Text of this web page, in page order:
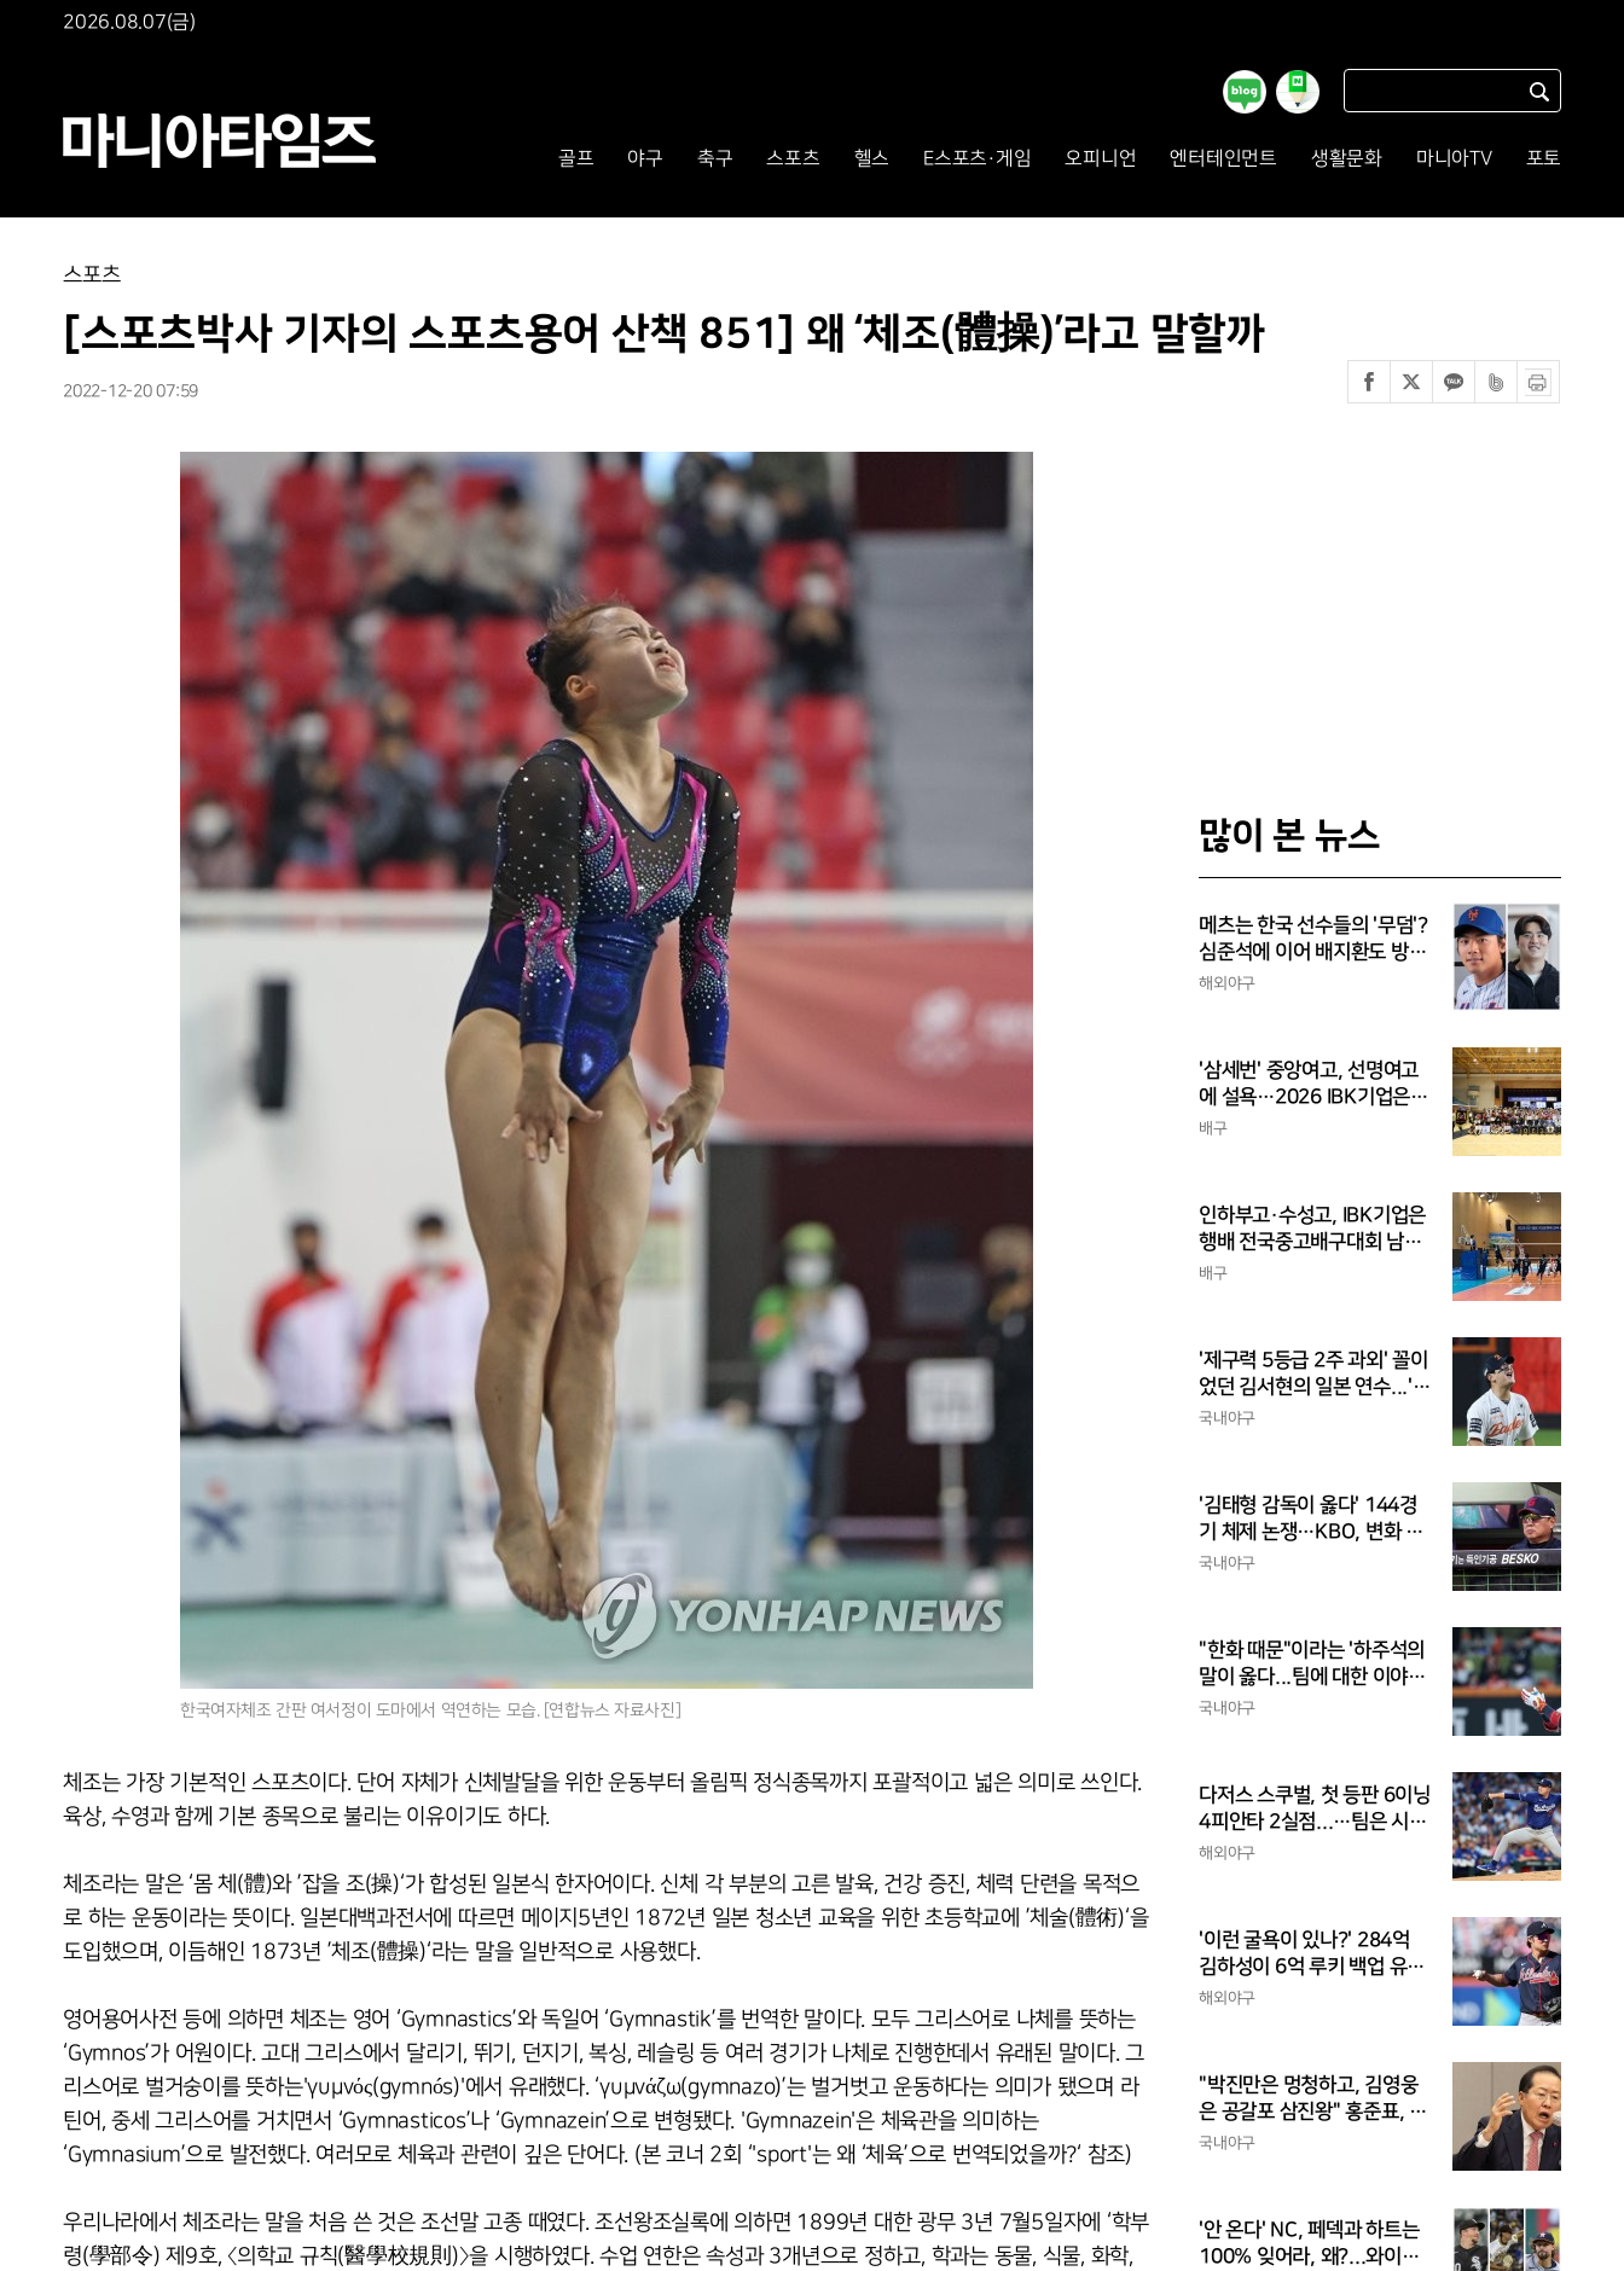
2026.08.07(금)
골프 야구 축구 스포츠 헬스 E스포츠·게임 오피니언 엔터테인먼트 생활문화 마니아TV 포토
스포츠
[스포츠박사 기자의 스포츠용어 산책 851] 왜 ‘체조(體操)’라고 말할까
2022-12-20 07:59
한국여자체조 간판 여서정이 도마에서 역연하는 모습. [연합뉴스 자료사진]
체조는 가장 기본적인 스포츠이다. 단어 자체가 신체발달을 위한 운동부터 올림픽 정식종목까지 포괄적이고 넓은 의미로 쓰인다.
육상, 수영과 함께 기본 종목으로 불리는 이유이기도 하다.
체조라는 말은 ‘몸 체(體)와 ’잡을 조(操)‘가 합성된 일본식 한자어이다. 신체 각 부분의 고른 발육, 건강 증진, 체력 단련을 목적으
로 하는 운동이라는 뜻이다. 일본대백과전서에 따르면 메이지5년인 1872년 일본 청소년 교육을 위한 초등학교에 ’체술(體術)‘을
도입했으며, 이듬해인 1873년 ’체조(體操)‘라는 말을 일반적으로 사용했다.
영어용어사전 등에 의하면 체조는 영어 ‘Gymnastics’와 독일어 ‘Gymnastik’를 번역한 말이다. 모두 그리스어로 나체를 뜻하는
‘Gymnos’가 어원이다. 고대 그리스에서 달리기, 뛰기, 던지기, 복싱, 레슬링 등 여러 경기가 나체로 진행한데서 유래된 말이다. 그
리스어로 벌거숭이를 뜻하는'γυμνός(gymnós)'에서 유래했다. ‘γυμνάζω(gymnazo)’는 벌거벗고 운동하다는 의미가 됐으며 라
틴어, 중세 그리스어를 거치면서 ‘Gymnasticos’나 ‘Gymnazein’으로 변형됐다. 'Gymnazein'은 체육관을 의미하는
‘Gymnasium’으로 발전했다. 여러모로 체육과 관련이 깊은 단어다. (본 코너 2회 ‘'sport'는 왜 ‘체육’으로 번역되었을까?‘ 참조)
우리나라에서 체조라는 말을 처음 쓴 것은 조선말 고종 때였다. 조선왕조실록에 의하면 1899년 대한 광무 3년 7월5일자에 ‘학부
령(學部令) 제9호, 〈의학교 규칙(醫學校規則)〉을 시행하였다. 수업 연한은 속성과 3개년으로 정하고, 학과는 동물, 식물, 화학,
많이 본 뉴스
메츠는 한국 선수들의 '무덤'?
심준석에 이어 배지환도 방
출...심준석은 이미 귀국, 배
해외야구
'삼세번' 중앙여고, 선명여고
에 설욕…2026 IBK기업은행
배 전국중고배구대회 우승
배구
인하부고·수성고, IBK기업은
행배 전국중고배구대회 남고
부 결승 격돌
배구
'제구력 5등급 2주 과외' 꼴이
었던 김서현의 일본 연수...'종
합검진표'에 불과
국내야구
'김태형 감독이 옳다' 144경
기 체제 논쟁…KBO, 변화 고
민해야, 환경에 맞는 경기 수
국내야구
"한화 때문"이라는 '하주석의
말이 옳다...팀에 대한 이야
기, 끝까지 안 하는 게 도리
국내야구
다저스 스쿠벌, 첫 등판 6이닝
4피안타 2실점...…팀은 시즌
최다 5연패
해외야구
'이런 굴욕이 있나?' 284억
김하성이 6억 루키 백업 유격
수라니...자비스, 수비도 김하
해외야구
"박진만은 멍청하고, 김영웅
은 공갈포 삼진왕" 홍준표, 또
삼성 저격..."무사 만루에 플
국내야구
'안 온다' NC, 페덱과 하트는
100% 잊어라, 왜?...와이스